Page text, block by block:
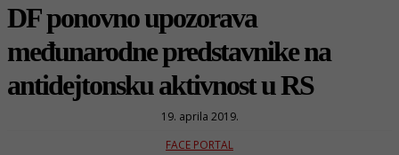
DF ponovno upozorava
međunarodne predstavnike na
antidejtonsku aktivnost u RS
19. aprila 2019.
FACE PORTAL